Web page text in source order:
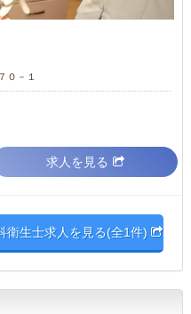
０－１
求人を見る
衛生士求人を見る(全1件)